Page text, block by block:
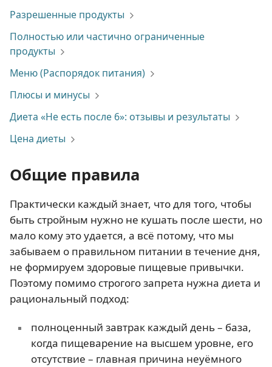
Разрешенные продукты
Полностью или частично ограниченные
продукты
Меню (Распорядок питания)
Плюсы и минусы
Диета «Не есть после 6»: отзывы и результаты
Цена диеты
Общие правила
Практически каждый знает, что для того, чтобы
быть стройным нужно не кушать после шести, но
мало кому это удается, а всё потому, что мы
забываем о правильном питании в течение дня,
не формируем здоровые пищевые привычки.
Поэтому помимо строгого запрета нужна диета и
рациональный подход:
полноценный завтрак каждый день – база,
когда пищеварение на высшем уровне, его
отсутствие – главная причина неуёмного